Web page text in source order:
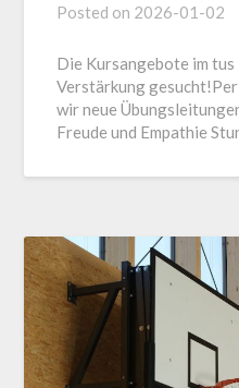
Posted on 2026-01-02
Die Kursangebote im tus
Verstärkung
wir neue
Freude und Empathie